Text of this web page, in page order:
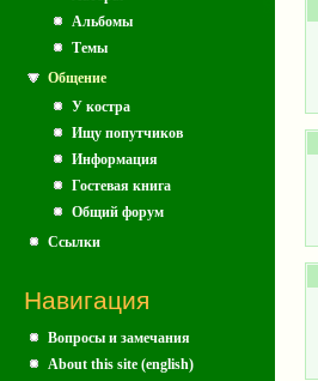
Альбомы
Темы
Общение
У костра
Ищу попутчиков
Информация
Гостевая книга
Общий форум
Ссылки
Навигация
Вопросы и замечания
About this site (english)